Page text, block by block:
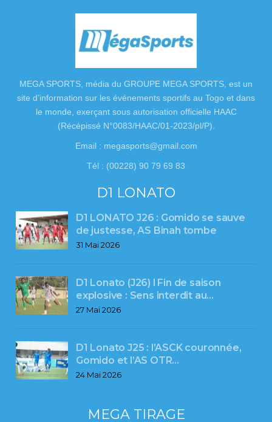
MEGA SPORTS, média du GROUPE MEGA SPORTS, est un
site d’information sur les événements sportifs au Togo et dans
le monde, exerçant sous autorisation officielle HAAC
(Récépissé N°0083/HAAC/01-2023/pl/P).
Email : megasports@gmail.com
Tél : (00228) 90 79 69 83
D1 LONATO
D1 LONATO J26 : Gomido se sauve
de justesse, AS Binah tombe
31 Mai 2026
D1 Lonato (J26) l Fin de saison
explosive : Sens interdit au…
27 Mai 2026
D1 Lonato J25 : l’ASCK couronnée,
Gomido et l’AS OTR…
24 Mai 2026
MEGA TIRAGE